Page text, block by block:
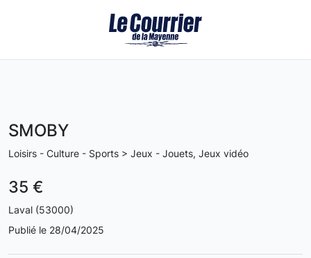
SMOBY
Loisirs - Culture - Sports > Jeux - Jouets, Jeux vidéo
35 €
Laval (53000)
Publié le 28/04/2025